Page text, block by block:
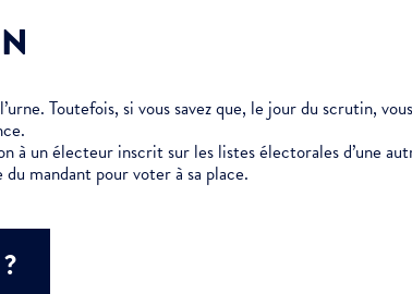
Toutefois, si vous savez que, le jour du scrutin,
à un électeur inscrit sur les listes électorales d’une
mandant pour voter à sa place.